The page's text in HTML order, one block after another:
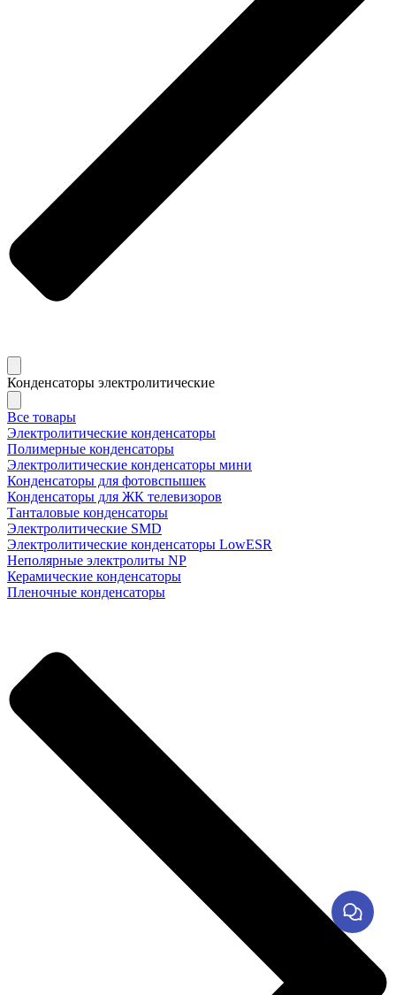
Конденсаторы электролитические
Все товары
Электролитические конденсаторы
Полимерные конденсаторы
Электролитические конденсаторы мини
Конденсаторы для фотовспышек
Конденсаторы для ЖК телевизоров
Танталовые конденсаторы
Электролитические SMD
Электролитические конденсаторы LowESR
Неполярные электролиты NP
Керамические конденсаторы
Пленочные конденсаторы